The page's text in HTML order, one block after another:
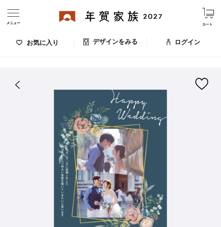
お気に入り デザインをみる
カート
ログイン
メニュー
デザインをみる
お気に入りのデザイン
お支払い方法
出荷日・配送
ご利用ガイド